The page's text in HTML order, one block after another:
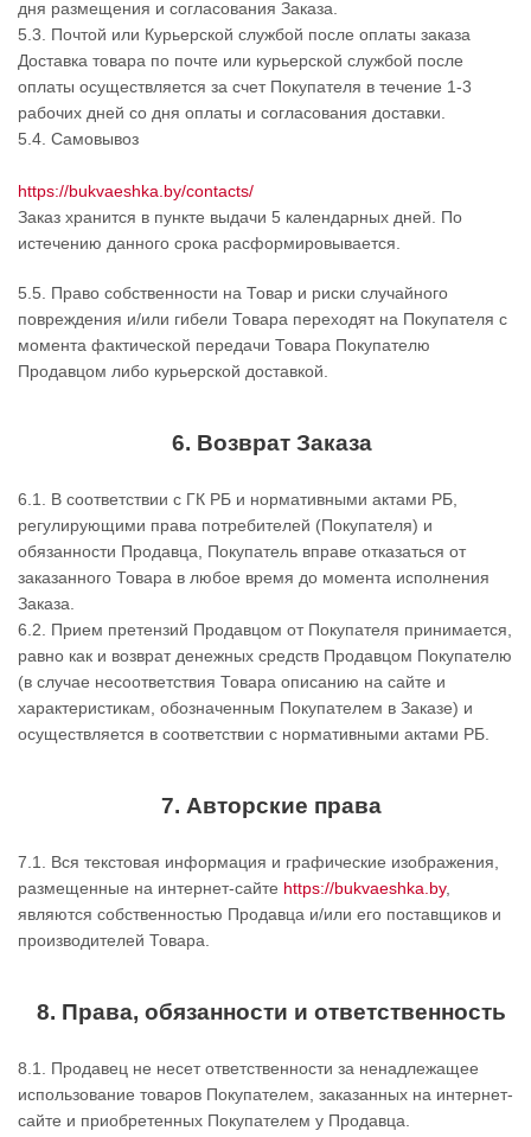
дня размещения и согласования Заказа.
5.3. Почтой или Курьерской службой после оплаты заказа
Доставка товара по почте или курьерской службой после
оплаты осуществляется за счет Покупателя в течение 1-3
рабочих дней со дня оплаты и согласования доставки.
5.4. Самовывоз
https://bukvaeshka.by/contacts/
Заказ хранится в пункте выдачи 5 календарных дней. По
истечению данного срока расформировывается.
5.5. Право собственности на Товар и риски случайного
повреждения и/или гибели Товара переходят на Покупателя с
момента фактической передачи Товара Покупателю
Продавцом либо курьерской доставкой.
6. Возврат Заказа
6.1. В соответствии с ГК РБ и нормативными актами РБ,
регулирующими права потребителей (Покупателя) и
обязанности Продавца, Покупатель вправе отказаться от
заказанного Товара в любое время до момента исполнения
Заказа.
6.2. Прием претензий Продавцом от Покупателя принимается,
равно как и возврат денежных средств Продавцом Покупателю
(в случае несоответствия Товара описанию на сайте и
характеристикам, обозначенным Покупателем в Заказе) и
осуществляется в соответствии с нормативными актами РБ.
7. Авторские права
7.1. Вся текстовая информация и графические изображения,
размещенные на интернет-сайте https://bukvaeshka.by,
являются собственностью Продавца и/или его поставщиков и
производителей Товара.
8. Права, обязанности и ответственность
8.1. Продавец не несет ответственности за ненадлежащее
использование товаров Покупателем, заказанных на интернет-
сайте и приобретенных Покупателем у Продавца.